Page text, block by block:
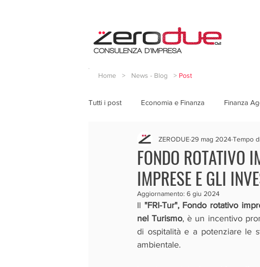
Home > News - Blog > Post
Tutti i post Economia e Finanza Finanza
FONDO ROTATIVO
IMPRESE E GLI
ZERODUE 29 mag 2024Tempo
Aggiornamento: 6 giu 2024
Il "FRI-Tur", Fondo rotativo
nel Turismo, è un incentivo
di ospitalità e a potenziare le
ambientale.